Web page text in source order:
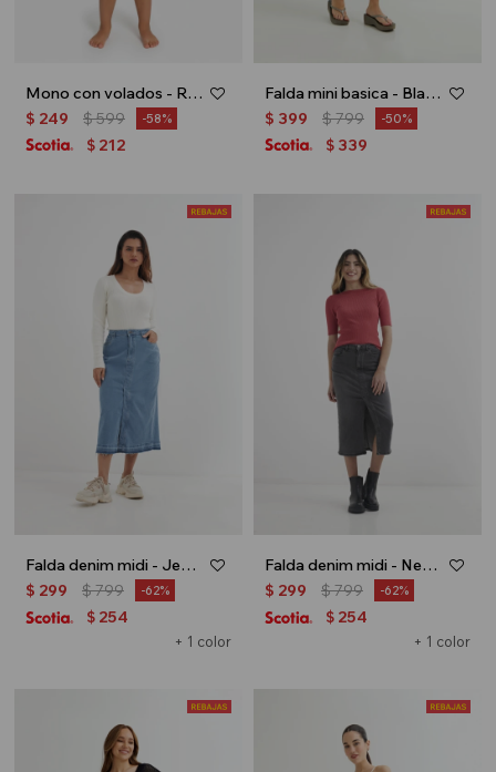
Mono con volados - Rosa
$ 249 $599 58
$ 212
Falda mini basica - Blanco
$ 399 $799 50
$ 339
Falda denim midi - Jean medio
+ 1 color
$ 299 $799 62
$ 254
Falda denim midi - Negro
+ 1 color
$ 299 $799 62
$ 254